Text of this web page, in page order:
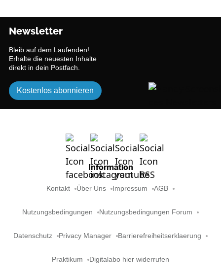
Newsletter
Bleib auf dem Laufenden!
Erhalte die neuesten Inhalte
direkt in dein Postfach.
Kostenlos abonnieren
Information
Kontakt Über Uns Impressum AGB
Nutzungsbedingungen Nutzungsbedingungen Forum
Datenschutz Privacy Manager Barrierefreiheitserklaerung
Praktikum Digitalabo hier widerrufen